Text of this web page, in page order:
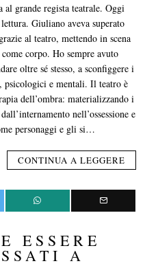
grande regista teatrale. Oggi
Giuliano aveva superato
al teatro, mettendo in scena
corpo. Ho sempre avuto
oltre sé stesso, a sconfiggere i
e mentali. Il teatro è
dell’ombra: materializzando i
nell’ossessione e
personaggi e gli si…
CONTINUA A LEGGERE
ESSERE
A